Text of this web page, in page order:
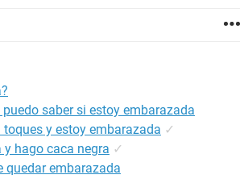
saber si estoy embarazada
y estoy embarazada ✓
y hago caca negra ✓
quedar embarazada